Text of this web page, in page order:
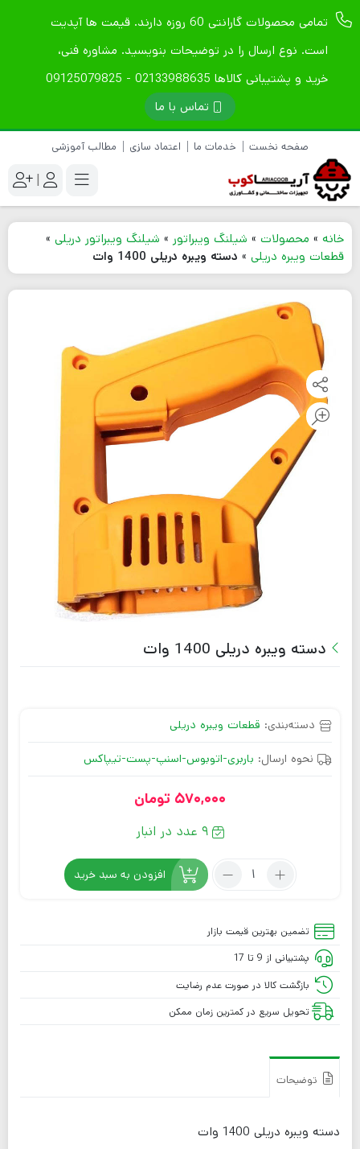
تمامی محصولات گارانتی 60 روزه دارند. قیمت ها آپدیت
است. نوع ارسال را در توضیحات بنویسید. مشاوره فنی،
خرید و پشتیبانی کالاها 02133988635 - 09125079825
تماس با ما
صفحه نخست خدمات ما اعتماد سازی مطالب آموزشی
|
خانه » محصولات » شیلنگ ویبراتور » شیلنگ ویبراتور دریلی »
قطعات ویبره دریلی » دسته ویبره دریلی 1400 وات
دسته ویبره دریلی 1400 وات
دسته‌بندی: قطعات ویبره دریلی
نحوه ارسال: باربری-اتوبوس-اسنپ-پست-تیپاکس
570,000 تومان
9 عدد در انبار
افزودن به سبد خرید
تضمین بهترین قیمت بازار
پشتیبانی از 9 تا 17
بازگشت کالا در صورت عدم رضایت
تحویل سریع در کمترین زمان ممکن
توضیحات
دسته ویبره دریلی 1400 وات